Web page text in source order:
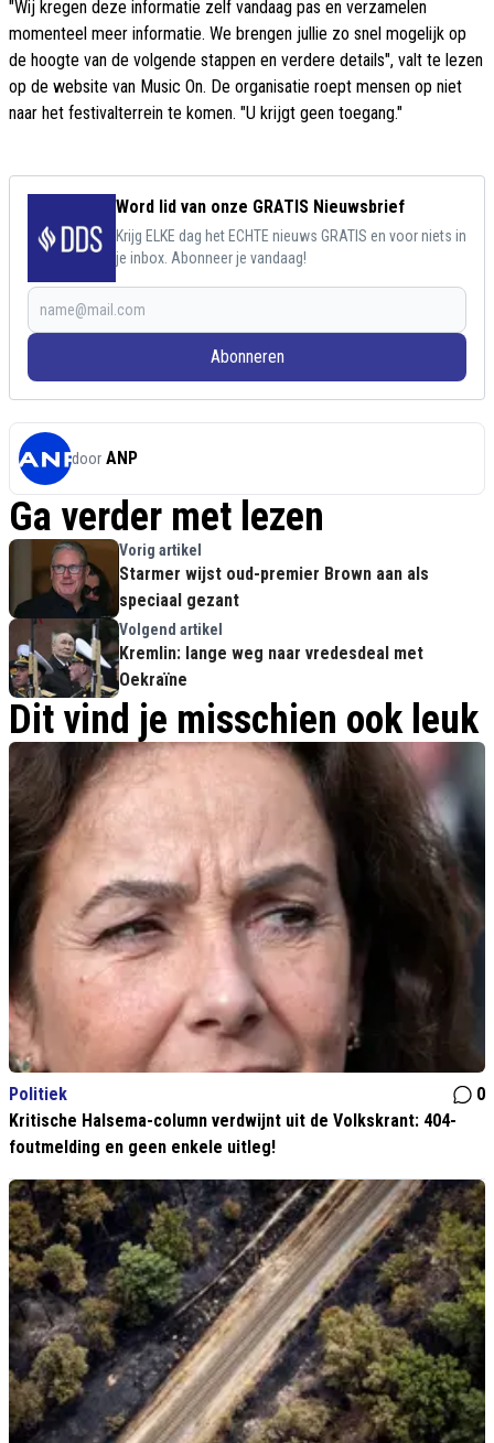
"Wij kregen deze informatie zelf vandaag pas en verzamelen
momenteel meer informatie. We brengen jullie zo snel mogelijk op
de hoogte van de volgende stappen en verdere details", valt te lezen
op de website van Music On. De organisatie roept mensen op niet
naar het festivalterrein te komen. "U krijgt geen toegang."
Word lid van onze GRATIS Nieuwsbrief
Krijg ELKE dag het ECHTE nieuws GRATIS en voor niets in
je inbox. Abonneer je vandaag!
Abonneren
door ANP
Ga verder met lezen
Vorig artikel
Starmer wijst oud-premier Brown aan als
speciaal gezant
Volgend artikel
Kremlin: lange weg naar vredesdeal met
Oekraïne
Dit vind je misschien ook leuk
Politiek
0
Kritische Halsema-column verdwijnt uit de Volkskrant: 404-
foutmelding en geen enkele uitleg!